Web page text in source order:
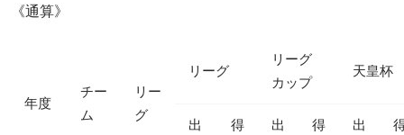
《通算》
年度
チー
ム
リー
グ
リーグ
リーグ
カップ
天皇杯
出
得
出
得
出